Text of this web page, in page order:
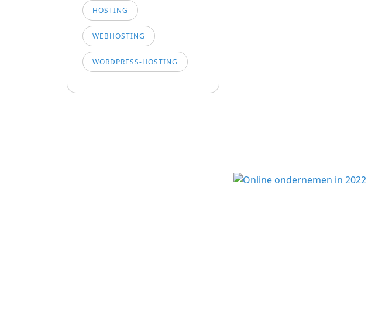
HOSTING
WEBHOSTING
WORDPRESS-HOSTING